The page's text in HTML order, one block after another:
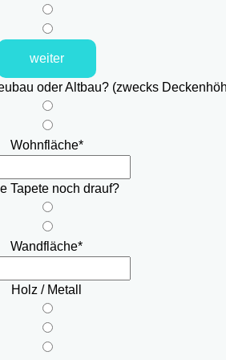
weiter
oder Altbau? (zwecks
Wohnfläche*
Tapete noch drauf?
Wandfläche*
Holz / Metall